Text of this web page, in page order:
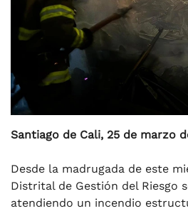
Santiago de Cali, 25 de marzo
Desde la madrugada de este
Distrital de Gestión del Riesgo
atendiendo un incendio